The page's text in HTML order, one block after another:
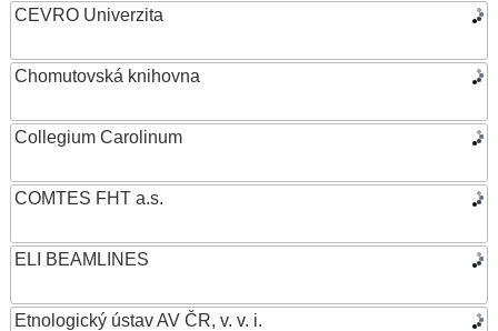
CEVRO Univerzita
Chomutovská knihovna
Collegium Carolinum
COMTES FHT a.s.
ELI BEAMLINES
Etnologický ústav AV ČR, v. v. i.